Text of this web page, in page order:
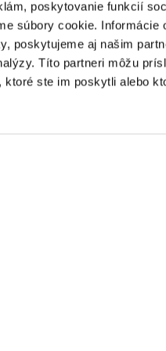
poskytovanie funkcií
súbory cookie. Informácie
poskytujeme aj našim
Títo partneri môžu
ste im poskytli alebo
powerlever GS5
(L) L38